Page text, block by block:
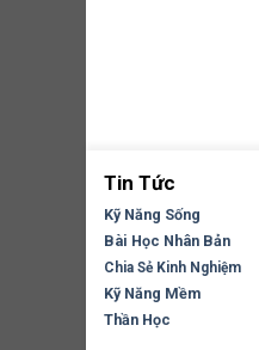
Tin Tức
Kỹ Năng Sống
Bài Học Nhân Bản
Chia Sẻ Kinh Nghiệm
Kỹ Năng Mềm
Thần Học